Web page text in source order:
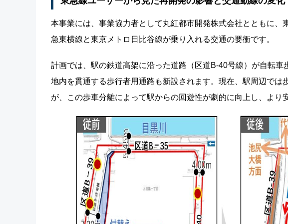
本事業には、事業協力者として丸紅都市開発株式会社とともに、
急東横線と東京メトロ日比谷線が乗り入れる交通の要衝です。
計画では、駅の鉄道高架に沿った道路（区道B-40号線）が自転
地内を貫通する歩行者用通路も新設されます。現在、駅周辺では
が、この歩車分離によって駅からの回遊性が劇的に向上し、より